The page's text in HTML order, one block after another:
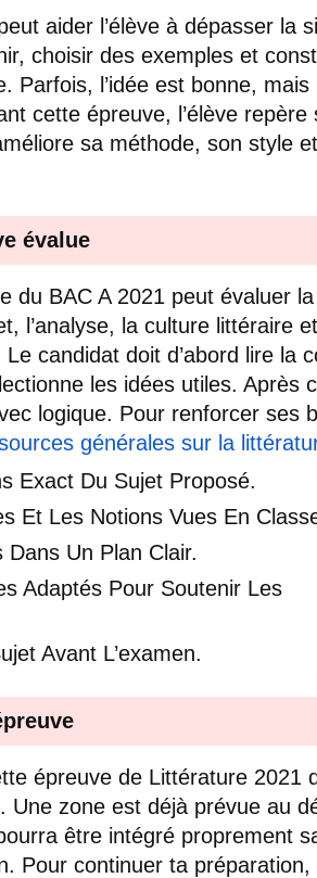
aider l’élève à dépasser la
choisir des exemples et
Parfois, l’idée est bonne, mais
cette épreuve, l’élève repère
sa méthode, son style
évalue
du BAC A 2021 peut évaluer la
l’analyse, la culture littéraire
candidat doit d’abord lire la
les idées utiles. Après
logique. Pour renforcer ses
générales sur la
Exact Du Sujet Proposé.
Et Les Notions Vues En
Un Plan Clair.
Adaptés Pour Soutenir Les
Avant L’examen.
épreuve de Littérature 2021
Une zone est déjà prévue au
être intégré proprement
Pour continuer ta préparation,